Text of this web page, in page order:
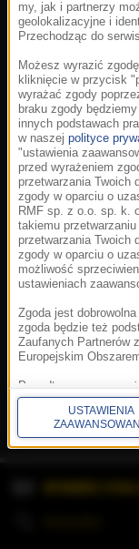
my, jak i partnerzy
geolokalizacyjne i
Przechodząc do
Możesz wyrazić
kliknięcie w przycisk
wyrażać zgody
braku zgody
innych podstawach
w naszej polityce
"ustawienia
przed wyrażeniem
przetwarzania Twoich
zgody w oparciu o
RMF sp. z o.o. sp. k.
takiemu
przetwarzania Twoich
zgody w oparciu o
możliwość
ustawieniach
Zgoda jest
zgoda będzie też
Zaufanych Partnerów
Europejskim
Ponadto masz prawo
ograniczenia
Prezesa Urzędu
znajdziesz informacje
informacje na temat
USTAWIENIA